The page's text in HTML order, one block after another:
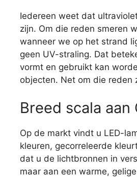
Iedereen weet dat
zijn. Om die reden smeren
wanneer we op het strand
geen UV-straling. Dat
vormt en gebruikt kan
objecten. Net om die reden
Breed scala aan
Op de markt vindt u LED-
kleuren, gecorreleerde
dat u de lichtbronnen in
maar aan een warme,